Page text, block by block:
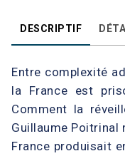
DESCRIPTIF
Entre complexité
la France est
Comment la
Guillaume Poitrinal
France produisait